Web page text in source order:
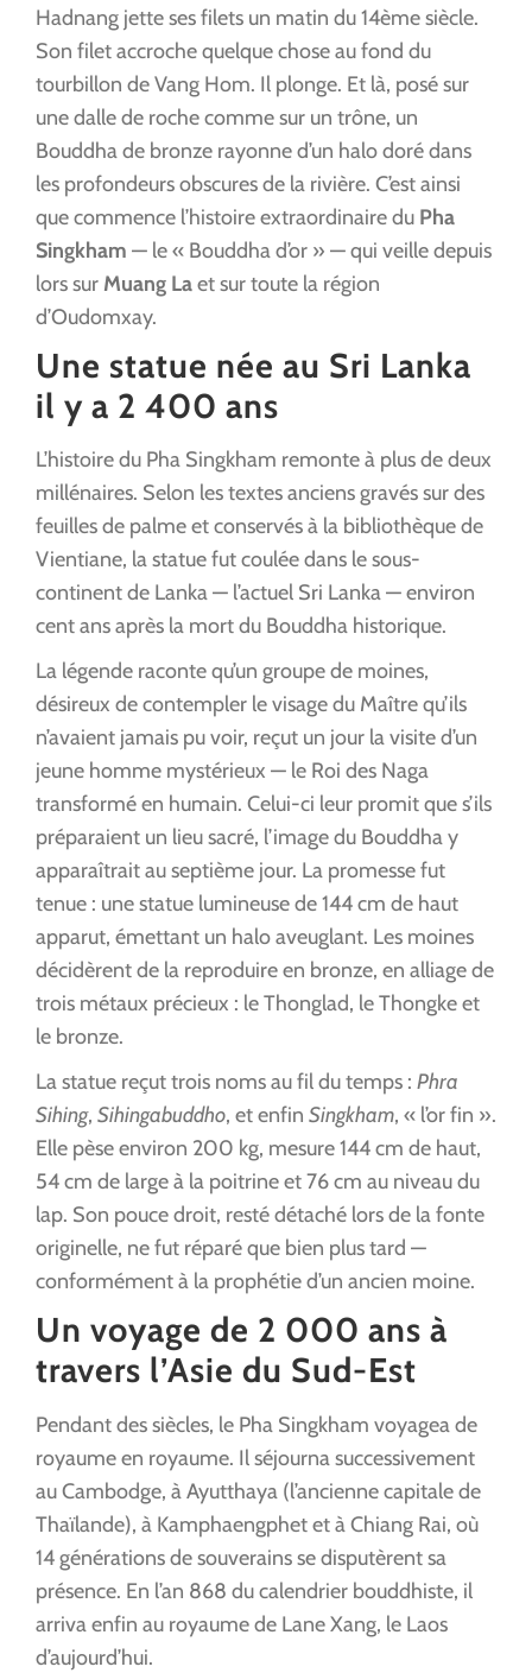
Hadnang jette ses filets un matin du 14ème siècle.
Son filet accroche quelque chose au fond du
tourbillon de Vang Hom. Il plonge. Et là, posé sur
une dalle de roche comme sur un trône, un
Bouddha de bronze rayonne d’un halo doré dans
les profondeurs obscures de la rivière. C’est ainsi
que commence l’histoire extraordinaire du Pha
Singkham — le « Bouddha d’or » — qui veille depuis
lors sur Muang Laet sur toute la région
d’Oudomxay.
Une statue née au Sri Lanka
il y a 2 400 ans
L’histoire du Pha Singkham remonte à plus de deux
millénaires. Selon les textes anciens gravés sur des
feuilles de palme et conservés à la bibliothèque de
Vientiane, la statue fut coulée dans le sous-
continent de Lanka — l’actuel Sri Lanka — environ
cent ans après la mort du Bouddha historique.
La légende raconte qu’un groupe de moines,
désireux de contempler le visage du Maître qu’ils
n’avaient jamais pu voir, reçut un jour la visite d’un
jeune homme mystérieux — le Roi des Naga
transformé en humain. Celui-ci leur promit que s’ils
préparaient un lieu sacré, l’image du Bouddha y
apparaîtrait au septième jour. La promesse fut
tenue : une statue lumineuse de 144 cm de haut
apparut, émettant un halo aveuglant. Les moines
décidèrent de la reproduire en bronze, en alliage de
trois métaux précieux : le Thonglad, le Thongke et
le bronze.
La statue reçut trois noms au fil du temps : Phra
Sihing, Sihingabuddho, et enfin Singkham, « l’or fin ».
Elle pèse environ 200 kg, mesure 144 cm de haut,
54 cm de large à la poitrine et 76 cm au niveau du
lap. Son pouce droit, resté détaché lors de la fonte
originelle, ne fut réparé que bien plus tard —
conformément à la prophétie d’un ancien moine.
Un voyage de 2 000 ans à
travers l’Asie du Sud-Est
Pendant des siècles, le Pha Singkham voyagea de
royaume en royaume. Il séjourna successivement
au Cambodge, à Ayutthaya (l’ancienne capitale de
Thaïlande), à Kamphaengphet et à Chiang Rai, où
14 générations de souverains se disputèrent sa
présence. En l’an 868 du calendrier bouddhiste, il
arriva enfin au royaume de Lane Xang, le Laos
d’aujourd’hui.